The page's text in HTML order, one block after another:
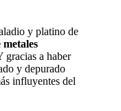
y platino de
gracias a haber
y depurado
influyentes del